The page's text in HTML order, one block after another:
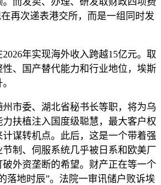
再次递表港交所，而是一组同时发
年实现海外收入跨越15亿元。取
、国产替代能力和行业地位，埃斯
委、湖北省秘书长等职，将为乌
扶植注入国度级聪慧，最大客户权
谋转机点。此后，这是一个带着强
制、伺服系统几乎被日系和欧美厂
外资垄断的希望。财产正在等一个
落地时辰”。法院一审讯储户败诉埃